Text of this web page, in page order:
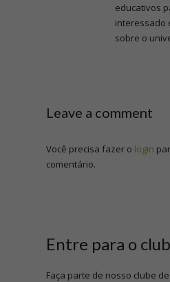
educativos
interessado
sobre o
Leave a comment
Você precisa fazer o login
comentário.
Entre para o
Faça parte de nosso clube